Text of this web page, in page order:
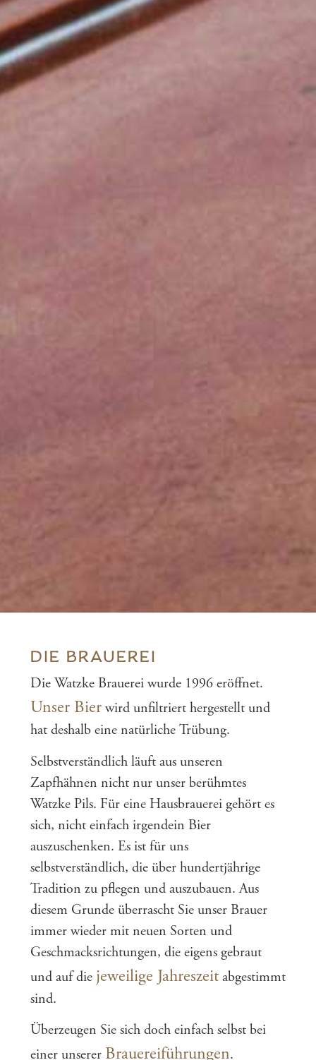
DIE BRAUEREI
Die Watzke Brauerei wurde 1996 eröffnet.
Unser Bierwird unfiltriert hergestellt und
hat deshalb eine natürliche Trübung.
Selbstverständlich läuft aus unseren
Zapfhähnen nicht nur unser berühmtes
Watzke Pils. Für eine Hausbrauerei gehört es
sich, nicht einfach irgendein Bier
auszuschenken. Es ist für uns
selbstverständlich, die über hundertjährige
Tradition zu pflegen und auszubauen. Aus
diesem Grunde überrascht Sie unser Brauer
immer wieder mit neuen Sorten und
Geschmacksrichtungen, die eigens gebraut
und auf die jeweilige Jahreszeitabgestimmt
sind.
Überzeugen Sie sich doch einfach selbst bei
einer unserer Brauereiführungen.